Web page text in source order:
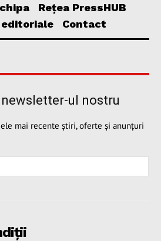
Rețea PressHUB
Contact
ul nostru
mai recente știri, oferte și anunțuri